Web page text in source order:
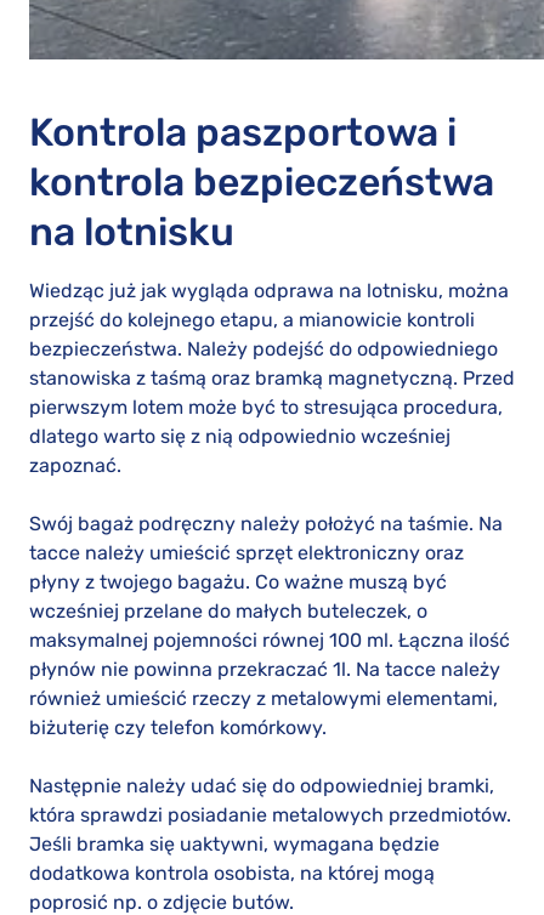
Kontrola paszportowa i
kontrola bezpieczeństwa
na lotnisku
Wiedząc już jak wygląda odprawa na lotnisku, można
przejść do kolejnego etapu, a mianowicie kontroli
bezpieczeństwa. Należy podejść do odpowiedniego
stanowiska z taśmą oraz bramką magnetyczną. Przed
pierwszym lotem może być to stresująca procedura,
dlatego warto się z nią odpowiednio wcześniej
zapoznać.
Swój bagaż podręczny należy położyć na taśmie. Na
tacce należy umieścić sprzęt elektroniczny oraz
płyny z twojego bagażu. Co ważne muszą być
wcześniej przelane do małych buteleczek, o
maksymalnej pojemności równej 100 ml. Łączna ilość
płynów nie powinna przekraczać 1l. Na tacce należy
również umieścić rzeczy z metalowymi elementami,
biżuterię czy telefon komórkowy.
Następnie należy udać się do odpowiedniej bramki,
która sprawdzi posiadanie metalowych przedmiotów.
Jeśli bramka się uaktywni, wymagana będzie
dodatkowa kontrola osobista, na której mogą
poprosić np. o zdjęcie butów.